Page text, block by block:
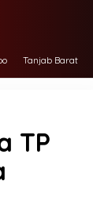
Tanjab Barat
TP